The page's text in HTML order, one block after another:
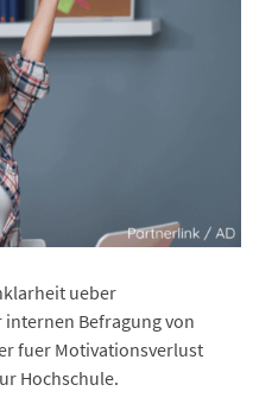
ueber
Befragung von
fuer Motivationsverlust
Hochschule.